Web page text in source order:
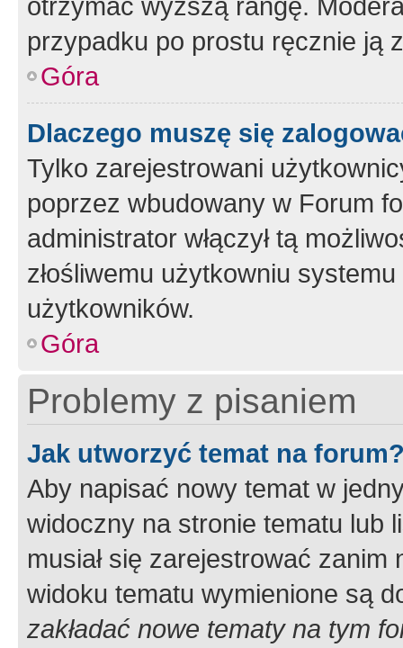
przypadku po prostu ręcznie ją
Góra
Dlaczego muszę się
Tylko zarejestrowani
poprzez wbudowany w Forum
administrator włączył tą
złośliwemu użytkowniu
użytkowników.
Góra
Problemy z pisaniem
Jak utworzyć temat na
Aby napisać nowy temat w
widoczny na stronie tematu lub
musiał się zarejestrować
widoku tematu wymienione są
zakładać nowe tematy na tym